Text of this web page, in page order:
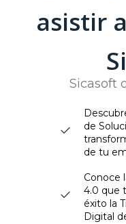
asistir
Sicasoft
de
de tu
Conoce
4.0 que
éxito la
Digital